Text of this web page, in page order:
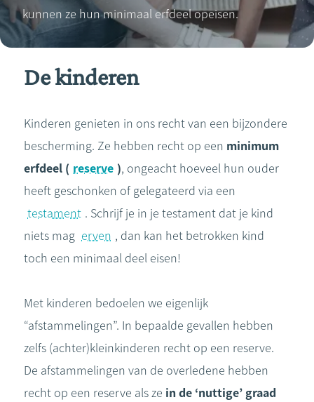
kunnen ze hun minimaal erfdeel opeisen.
De kinderen
Kinderen genieten in ons recht van een bijzondere
bescherming. Ze hebben recht op een minimum
erfdeel ( reserve ), ongeacht hoeveel hun ouder
heeft geschonken of gelegateerd via een
testament . Schrijf je in je testament dat je kind
niets mag erven , dan kan het betrokken kind
toch een minimaal deel eisen!
Met kinderen bedoelen we eigenlijk
“afstammelingen”. In bepaalde gevallen hebben
zelfs (achter)kleinkinderen recht op een reserve.
De afstammelingen van de overledene hebben
recht op een reserve als ze in de ‘nuttige’ graad